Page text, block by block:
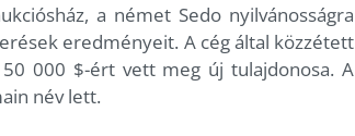
a német Sedo nyilvánosságra
eredményeit. A cég által közzétett
000 $-ért vett meg új tulajdonosa. A
név lett.